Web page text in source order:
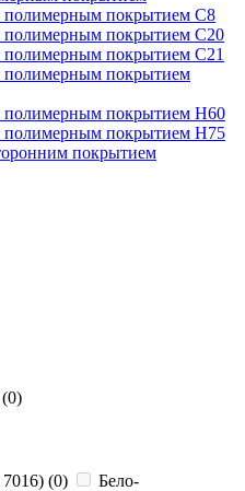
полимерным покрытием С8
полимерным покрытием С20
полимерным покрытием С21
полимерным покрытием
полимерным покрытием Н60
полимерным покрытием Н75
покрытием
0)
(0)
Бело-